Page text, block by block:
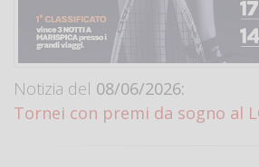
Notizia del 08/06/2026:
Tornei con premi da sogno al